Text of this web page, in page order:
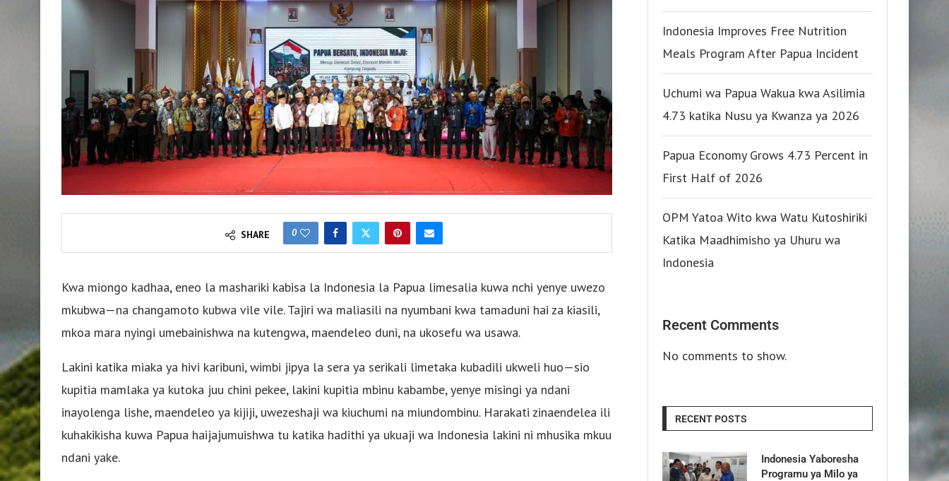
SHARE 0
Kwa miongo kadhaa, eneo la mashariki kabisa la Indonesia la Papua limesalia kuwa nchi yenye uwezo
mkubwa—na changamoto kubwa vile vile. Tajiri wa maliasili na nyumbani kwa tamaduni hai za kiasili,
mkoa mara nyingi umebainishwa na kutengwa, maendeleo duni, na ukosefu wa usawa.
Lakini katika miaka ya hivi karibuni, wimbi jipya la sera ya serikali limetaka kubadili ukweli huo—sio
kupitia mamlaka ya kutoka juu chini pekee, lakini kupitia mbinu kabambe, yenye misingi ya ndani
inayolenga lishe, maendeleo ya kijiji, uwezeshaji wa kiuchumi na miundombinu. Harakati zinaendelea ili
kuhakikisha kuwa Papua haijajumuishwa tu katika hadithi ya ukuaji wa Indonesia lakini ni mhusika mkuu
ndani yake.
Indonesia Improves Free Nutrition
Meals Program After Papua Incident
Uchumi wa Papua Wakua kwa Asilimia
4.73 katika Nusu ya Kwanza ya 2026
Papua Economy Grows 4.73 Percent in
First Half of 2026
OPM Yatoa Wito kwa Watu Kutoshiriki
Katika Maadhimisho ya Uhuru wa
Indonesia
Recent Comments
No comments to show.
RECENT POSTS
Indonesia Yaboresha
Programu ya Milo ya